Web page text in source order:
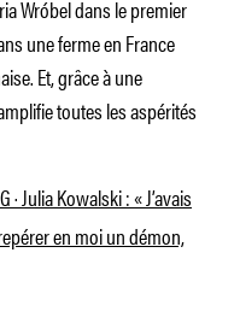
Wróbel dans le premier
une ferme en France
Et, grâce à une
toutes les aspérités
· Julia Kowalski : « J’avais
en moi un démon,